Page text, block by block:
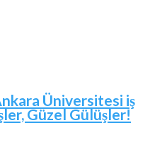
Üniversitesi iş
Güzel Gülüşler!